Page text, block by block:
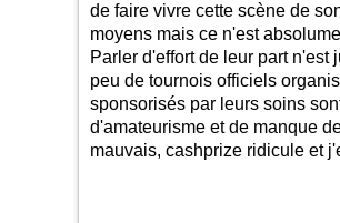
de faire vivre cette scène de
moyens mais ce n'est
Parler d'effort de leur part n'est
peu de tournois officiels
sponsorisés par leurs soins
d'amateurisme et de manque
mauvais, cashprize ridicule et